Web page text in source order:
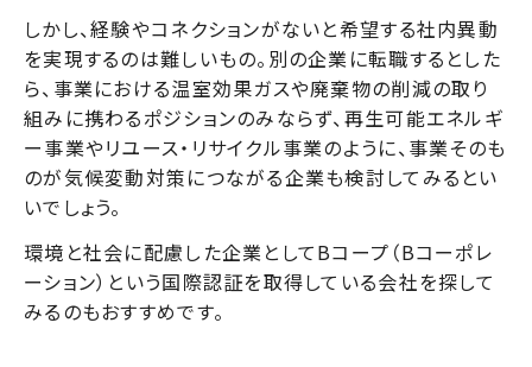
しかし、経験やコネクションがないと希望する社内異動
を実現するのは難しいもの。別の企業に転職するとした
ら、事業における温室効果ガスや廃棄物の削減の取り
組みに携わるポジションのみならず、再生可能エネルギ
ー事業やリユース・リサイクル事業のように、事業そのも
のが気候変動対策につながる企業も検討してみるとい
いでしょう。
環境と社会に配慮した企業としてBコープ（Bコーポレ
ーション）という国際認証を取得している会社を探して
みるのもおすすめです。